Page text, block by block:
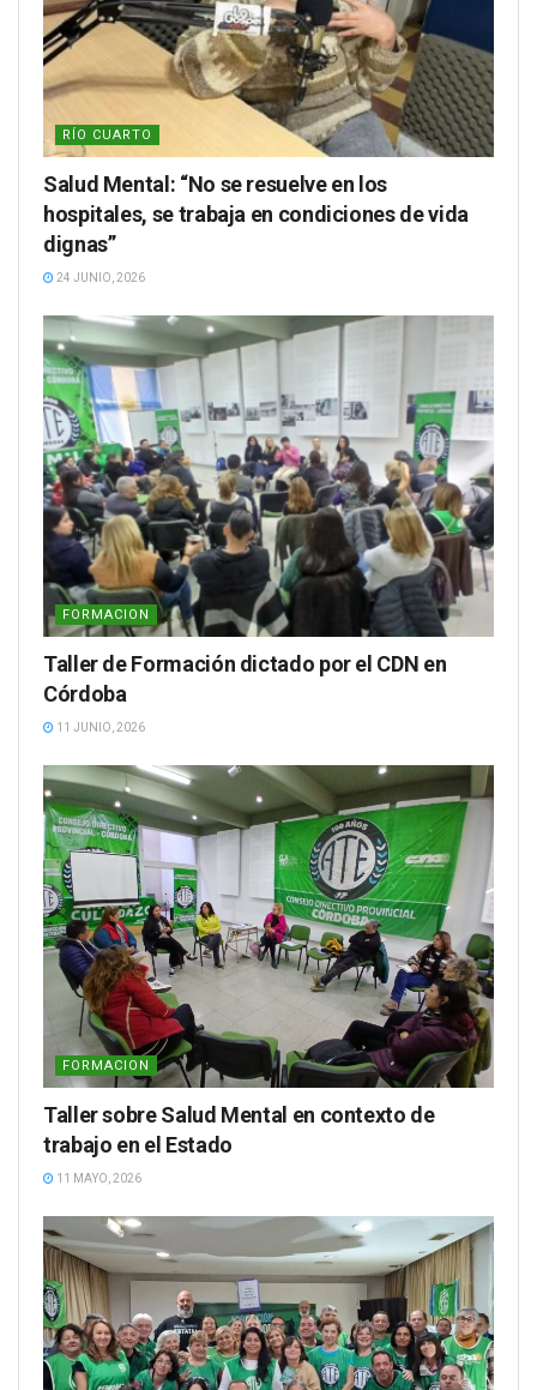
RÍO CUARTO
Salud Mental: “No se resuelve en los
hospitales, se trabaja en condiciones de vida
dignas”
24 JUNIO, 2026
FORMACION
Taller de Formación dictado por el CDN en
Córdoba
11 JUNIO, 2026
FORMACION
Taller sobre Salud Mental en contexto de
trabajo en el Estado
11 MAYO, 2026